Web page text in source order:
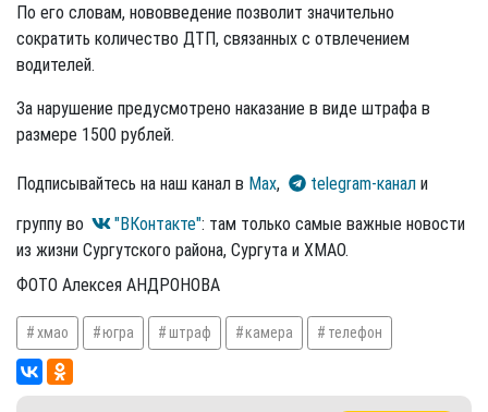
По его словам, нововведение позволит значительно
сократить количество ДТП, связанных с отвлечением
водителей.
За нарушение предусмотрено наказание в виде штрафа в
размере 1500 рублей.
Подписывайтесь на наш канал в Max, telegram-канал и
группу во
"ВКонтакте": там только самые важные новости
из жизни Сургутского района, Сургута и ХМАО.
ФОТО Алексея АНДРОНОВА
хмао югра штраф камера телефон